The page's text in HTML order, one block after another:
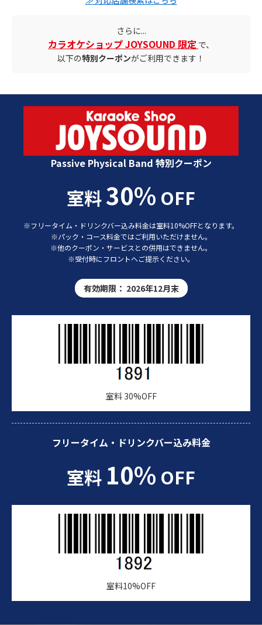
さらに...
カラオケショップ JOYSOUND 限定 で、
以下の特別クーポンがご利用できます！
カラオケショップ JOYSOUND 特別クーポン
Passive Physical Band 特別クーポン
室料30% OFF
※フリータイム・ドリンクバー込み料金は室料10%OFFとなります。
※パック・コース料金ではご利用いただけません。
※他のクーポン・サービスとの併用はできません。
※受付時にフロントへご提示ください。
有効期限： 2026年12月末
室料 30%OFF
フリータイム・ドリンクバー込み料金
室料 10% OFF
室料10%OFF